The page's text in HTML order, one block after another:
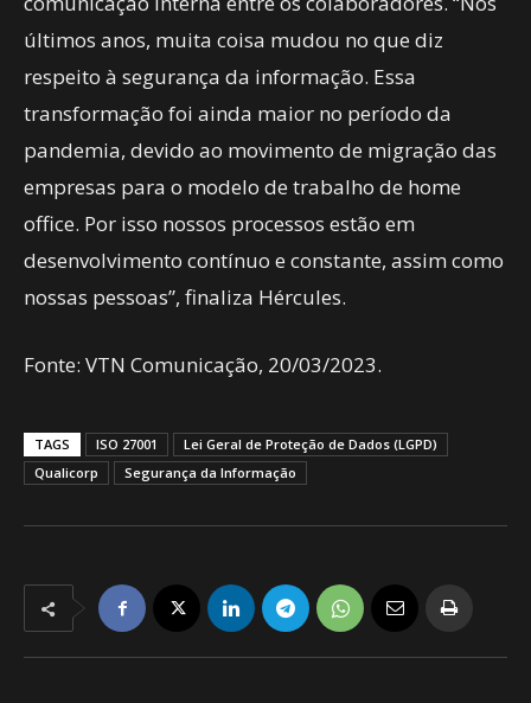
últimos anos, muita coisa mudou no que diz
respeito à segurança da informação. Essa
transformação foi ainda maior no período da
pandemia, devido ao movimento de migração das
empresas para o modelo de trabalho de home
office. Por isso nossos processos estão em
desenvolvimento contínuo e constante, assim como
nossas pessoas”, finaliza Hércules.
Fonte: VTN Comunicação, 20/03/2023.
TAGS ISO 27001
Lei Geral de Proteção de Dados (LGPD)
Qualicorp
Segurança da Informação